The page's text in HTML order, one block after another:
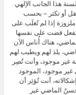
هذا الجانب الإلهي
أو تكثر – بحسب
إذا لم تُغلَب على
تفعل قضت على نفسها
هناك أُناس الآن
يلذ لهم ويطيب لهم
غير موجود، وأنت تُصِر
موجود، الموجود
أنت تُؤثِر أن
الماضي غير